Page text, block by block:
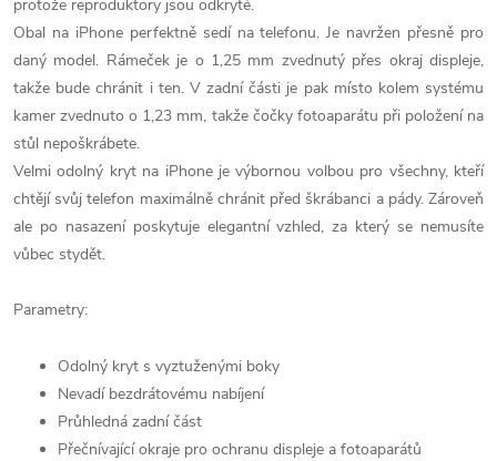
protože reproduktory jsou odkryté.
Obal na iPhone perfektně sedí na telefonu. Je navržen přesně pro
daný model. Rámeček je o 1,25 mm zvednutý přes okraj displeje,
takže bude chránit i ten. V zadní části je pak místo kolem systému
kamer zvednuto o 1,23 mm, takže čočky fotoaparátu při položení na
stůl nepoškrábete.
Velmi odolný kryt na iPhone je výbornou volbou pro všechny, kteří
chtějí svůj telefon maximálně chránit před škrábanci a pády. Zároveň
ale po nasazení poskytuje elegantní vzhled, za který se nemusíte
vůbec stydět.
Parametry:
Odolný kryt s vyztuženými boky
Nevadí bezdrátovému nabíjení
Průhledná zadní část
Přečnívající okraje pro ochranu displeje a fotoaparátů